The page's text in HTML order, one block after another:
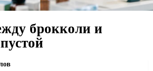
брокколи и